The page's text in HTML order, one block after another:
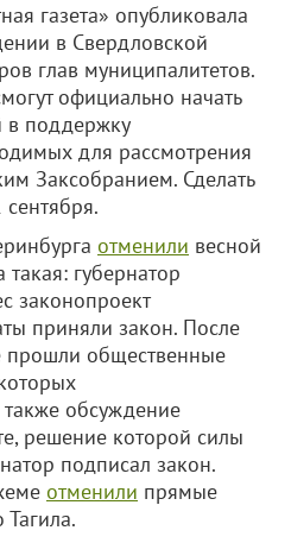
газета» опубликовала
в Свердловской
глав муниципалитетов.
официально начать
в поддержку
для рассмотрения
Заксобранием. Сделать
отменили весной
губернатор
законопроект
приняли закон. После
прошли общественные
обсуждение
решение которой силы
подписал закон.
отменили прямые